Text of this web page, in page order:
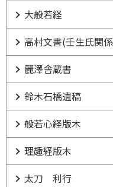
大般若経
高村文書(壬生氏関
麗澤舎蔵書
鈴木石橋遺稿
般若心経版木
理趣経版木
太刀 利行